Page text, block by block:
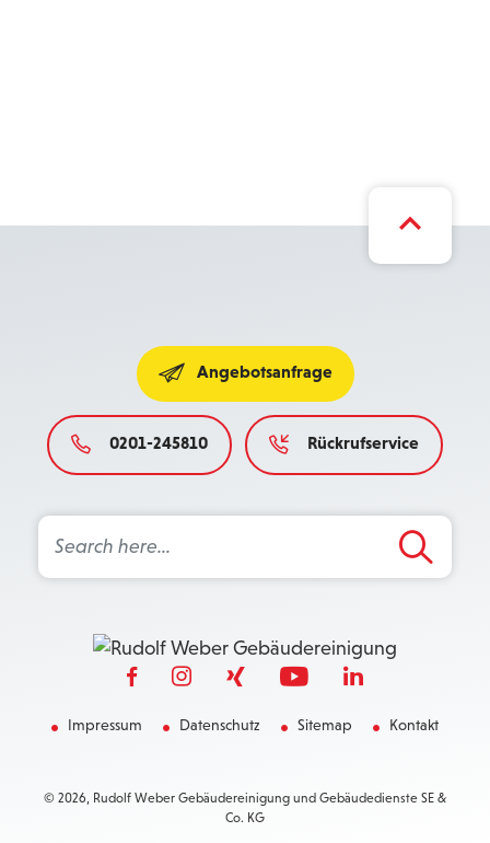
Angebotsanfrage
0201-245810 Rückrufservice
Search
for:
Search Button
Impressum Datenschutz Sitemap Kontakt
© 2026, Rudolf Weber Gebäudereinigung und Gebäudedienste SE &
Co. KG